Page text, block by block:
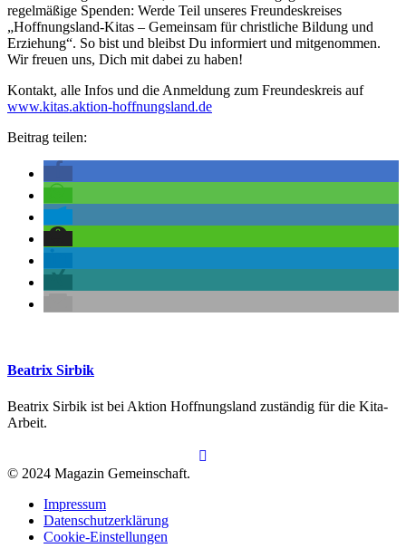
regelmäßige Spenden: Werde Teil unseres Freundeskreises
„Hoffnungsland-Kitas – Gemeinsam für christliche Bildung und
Erziehung“. So bist und bleibst Du informiert und mitgenommen.
Wir freuen uns, Dich mit dabei zu haben!
Kontakt, alle Infos und die Anmeldung zum Freundeskreis auf
www.kitas.aktion-hoffnungsland.de
Beitrag teilen:
Beatrix Sirbik
Beatrix Sirbik ist bei Aktion Hoffnungsland zuständig für die Kita-
Arbeit.
© 2024 Magazin Gemeinschaft.
Impressum
Datenschutzerklärung
Cookie-Einstellungen